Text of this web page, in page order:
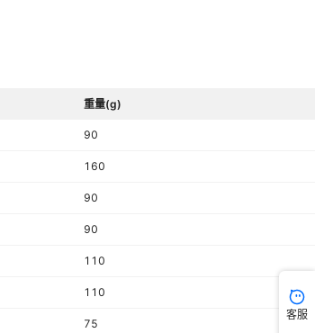
重量(g)
90
160
90
90
110
110
75
客服